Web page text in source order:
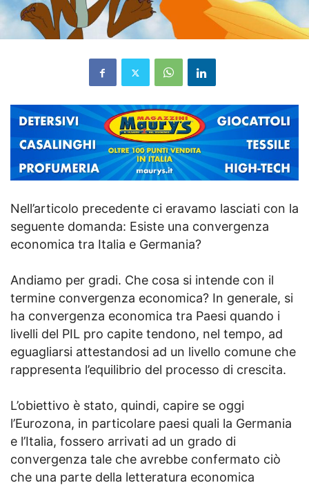
Nell’articolo precedente ci eravamo lasciati con la
seguente domanda: Esiste una convergenza
economica tra Italia e Germania?
Andiamo per gradi. Che cosa si intende con il
termine convergenza economica? In generale, si
ha convergenza economica tra Paesi quando i
livelli del PIL pro capite tendono, nel tempo, ad
eguagliarsi attestandosi ad un livello comune che
rappresenta l’equilibrio del processo di crescita.
L’obiettivo è stato, quindi, capire se oggi
l’Eurozona, in particolare paesi quali la Germania
e l’Italia, fossero arrivati ad un grado di
convergenza tale che avrebbe confermato ciò
che una parte della letteratura economica